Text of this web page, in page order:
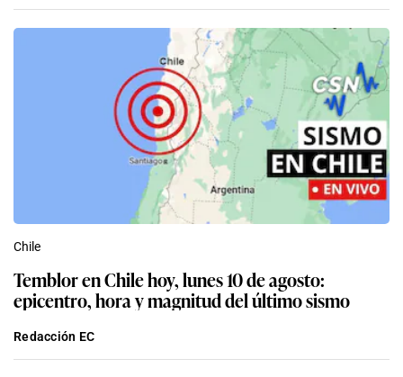
Chile
Temblor en Chile hoy, lunes 10 de agosto:
epicentro, hora y magnitud del último sismo
Redacción EC